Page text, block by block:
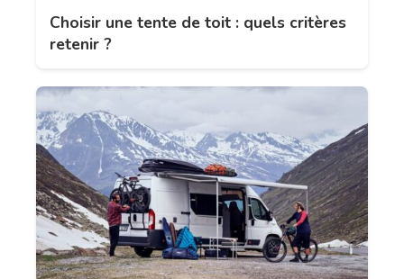
Choisir une tente de toit : quels critères
retenir ?